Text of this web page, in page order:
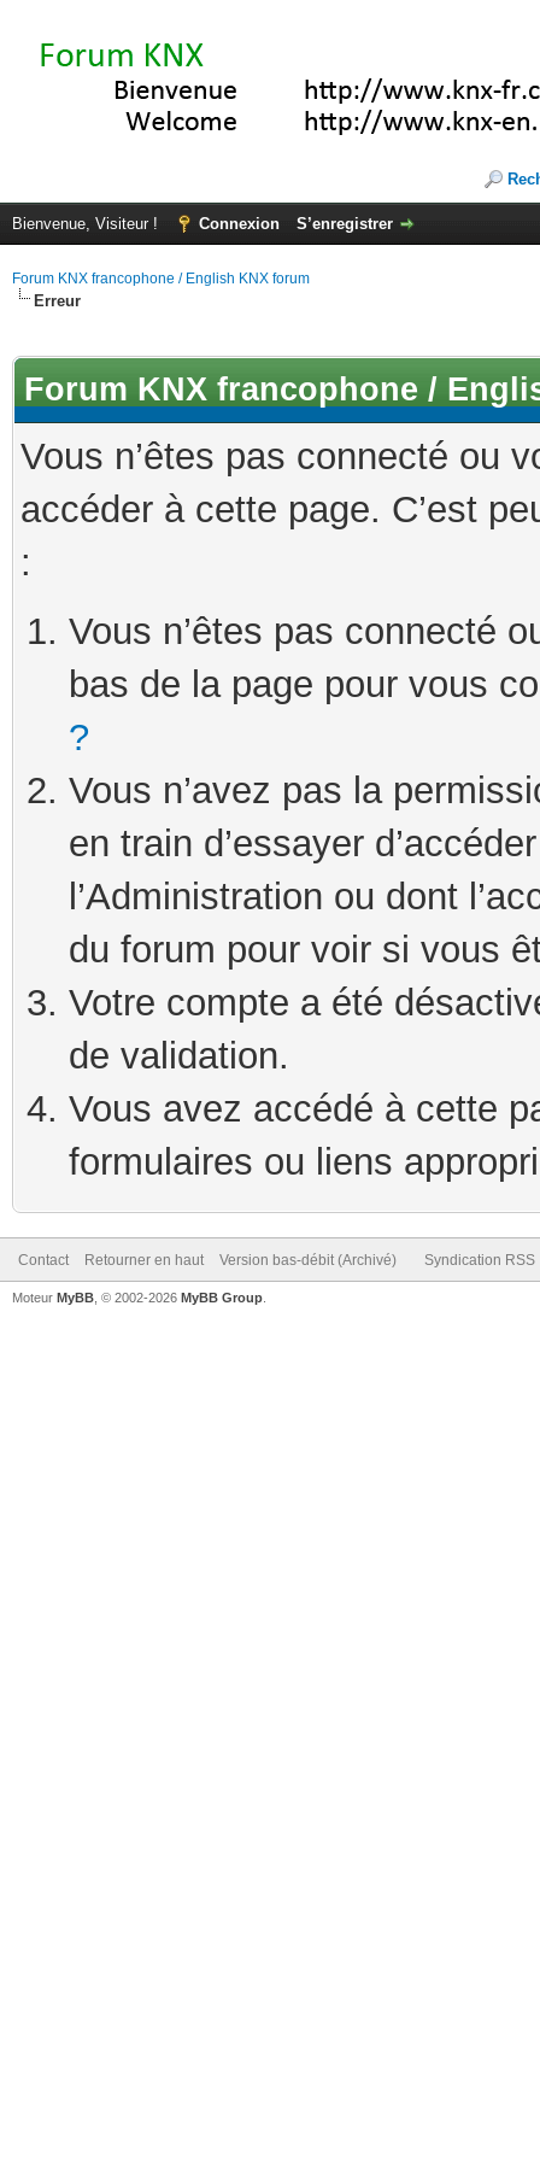
Bienvenue, Visiteur ! Connexion S’enregistrer
Forum KNX francophone / English KNX forum
Erreur
Forum KNX francophone /
Vous n’êtes pas connecté ou
accéder à cette page. C’est
:
Vous n’êtes pas connecté
bas de la page pour vous
?
Vous n’avez pas la
en train d’essayer
l’Administration ou dont
du forum pour voir si vous
Votre compte a été
de validation.
Vous avez accédé à cette
formulaires ou liens
Contact Retourner en haut Version bas-débit (Archivé) Syndication RSS
Moteur MyBB , © 2002-2026 MyBB Group